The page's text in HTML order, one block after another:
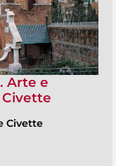
Arte e
Civette